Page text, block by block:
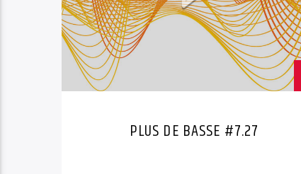
PLUS DE BASSE #7.27